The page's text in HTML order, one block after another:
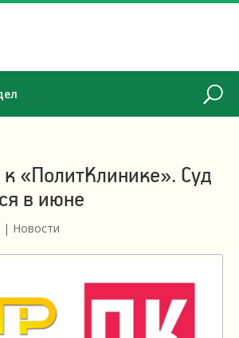
«ПолитКлинике». Суд
в июне
| Новости